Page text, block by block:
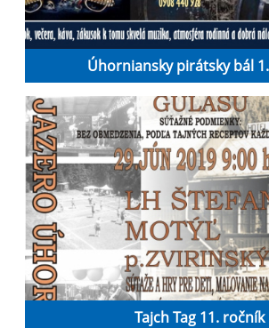
Úhorniansky pirátsky bál
Tajch Tag 11. ročník